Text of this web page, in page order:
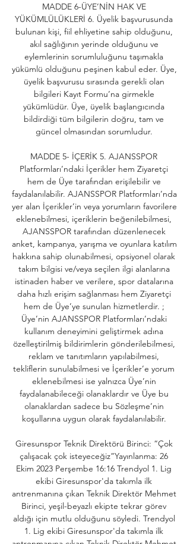
MADDE 6-ÜYE’NİN HAK VE
YÜKÜMLÜLÜKLERİ 6. Üyelik başvurusunda
bulunan kişi, fiil ehliyetine sahip olduğunu,
akıl sağlığının yerinde olduğunu ve
eylemlerinin sorumluluğunu taşımakla
yükümlü olduğunu peşinen kabul eder. Üye,
üyelik başvurusu sırasında gerekli olan
bilgileri Kayıt Formu’na girmekle
yükümlüdür. Üye, üyelik başlangıcında
bildirdiği tüm bilgilerin doğru, tam ve
güncel olmasından sorumludur.
MADDE 5- İÇERİK 5. AJANSSPOR
Platformları’ndaki İçerikler hem Ziyaretçi
hem de Üye tarafından erişilebilir ve
faydalanılabilir. AJANSSPOR Platformları’nda
yer alan İçerikler’in veya yorumların favorilere
eklenebilmesi, içeriklerin beğenilebilmesi,
AJANSSPOR tarafından düzenlenecek
anket, kampanya, yarışma ve oyunlara katılım
hakkına sahip olunabilmesi, opsiyonel olarak
takım bilgisi ve/veya seçilen ilgi alanlarına
istinaden haber ve verilere, spor datalarına
daha hızlı erişim sağlanması hem Ziyaretçi
hem de Üye’ye sunulan hizmetlerdir. ;
Üye’nin AJANSSPOR Platformları’ndaki
kullanım deneyimini geliştirmek adına
özelleştirilmiş bildirimlerin gönderilebilmesi,
reklam ve tanıtımların yapılabilmesi,
tekliflerin sunulabilmesi ve İçerikler’e yorum
eklenebilmesi ise yalnızca Üye’nin
faydalanabileceği olanaklardır ve Üye bu
olanaklardan sadece bu Sözleşme’nin
koşullarına uygun olarak faydalanılabilir.
Giresunspor Teknik Direktörü Birinci: “Çok
çalışacak çok isteyeceğiz”Yayınlanma: 26
Ekim 2023 Perşembe 16:16 Trendyol 1. Lig
ekibi Giresunspor'da takımla ilk
antrenmanına çıkan Teknik Direktör Mehmet
Birinci, yeşil-beyazlı ekipte tekrar görev
aldığı için mutlu olduğunu söyledi. Trendyol
1. Lig ekibi Giresunspor'da takımla ilk